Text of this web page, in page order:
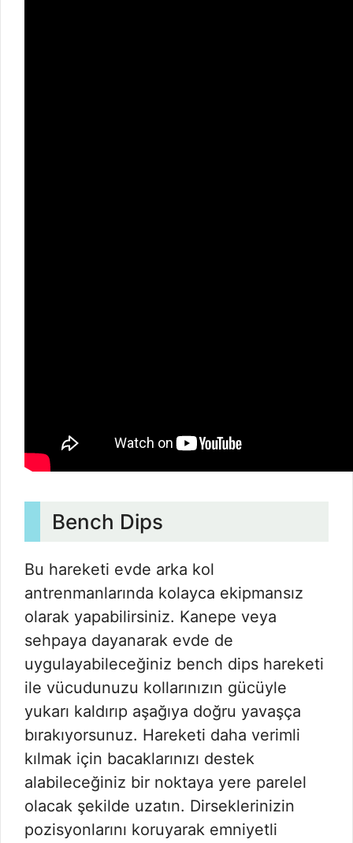
Bench Dips
Bu hareketi evde arka kol
antrenmanlarında kolayca ekipmansız
olarak yapabilirsiniz. Kanepe veya
sehpaya dayanarak evde de
uygulayabileceğiniz bench dips hareketi
ile vücudunuzu kollarınızın gücüyle
yukarı kaldırıp aşağıya doğru yavaşça
bırakıyorsunuz. Hareketi daha verimli
kılmak için bacaklarınızı destek
alabileceğiniz bir noktaya yere parelel
olacak şekilde uzatın. Dirseklerinizin
pozisyonlarını koruyarak emniyetli